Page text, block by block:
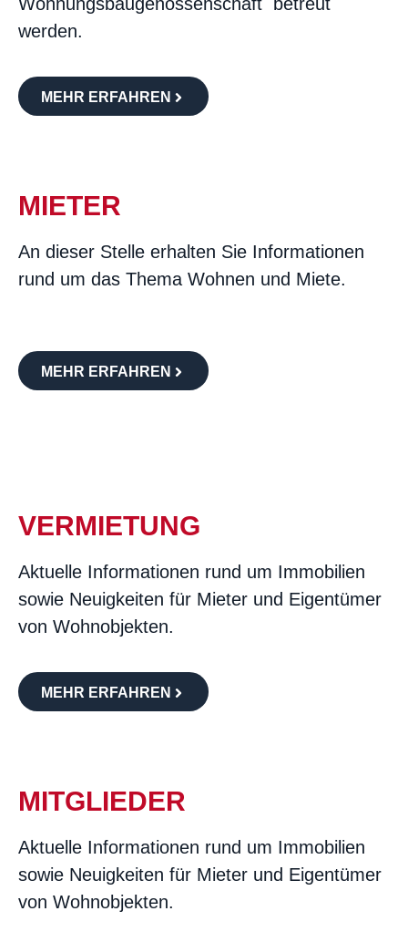
werden.
MEHR ERFAHREN
MIETER
An dieser Stelle erhalten Sie Informationen
rund um das Thema Wohnen und Miete.
MEHR ERFAHREN
VERMIETUNG
Aktuelle Informationen rund um Immobilien
sowie Neuigkeiten für Mieter und Eigentümer
von Wohnobjekten.
MEHR ERFAHREN
MITGLIEDER
Aktuelle Informationen rund um Immobilien
sowie Neuigkeiten für Mieter und Eigentümer
von Wohnobjekten.